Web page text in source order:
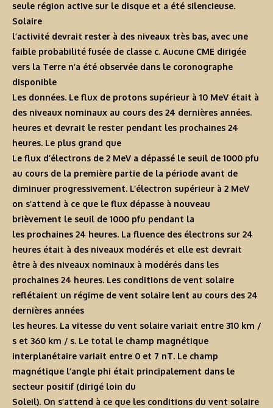
seule région active sur le disque et a été silencieuse.
Solaire
l’activité devrait rester à des niveaux très bas, avec une
faible probabilité fusée de classe c. Aucune CME dirigée
vers la Terre n’a été observée dans le coronographe
disponible
Les données. Le flux de protons supérieur à 10 MeV était à
des niveaux nominaux au cours des 24 dernières années.
heures et devrait le rester pendant les prochaines 24
heures. Le plus grand que
Le flux d’électrons de 2 MeV a dépassé le seuil de 1000 pfu
au cours de la première partie de la période avant de
diminuer progressivement. L’électron supérieur à 2 MeV
on s’attend à ce que le flux dépasse à nouveau
brièvement le seuil de 1000 pfu pendant la
les prochaines 24 heures. La fluence des électrons sur 24
heures était à des niveaux modérés et elle est devrait
être à des niveaux nominaux à modérés dans les
prochaines 24 heures. Les conditions de vent solaire
reflétaient un régime de vent solaire lent au cours des 24
dernières années
les heures. La vitesse du vent solaire variait entre 310 km /
s et 360 km / s. Le total le champ magnétique
interplanétaire variait entre 0 et 7 nT. Le champ
magnétique l’angle phi était principalement dans le
secteur positif (dirigé loin du
Soleil). On s’attend à ce que les conditions du vent solaire